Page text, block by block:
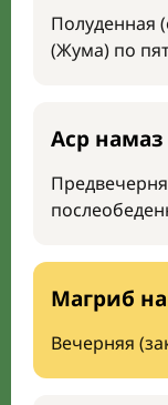
Полуденная
(Жума) по
Аср намаз
Магриб
Вечерняя